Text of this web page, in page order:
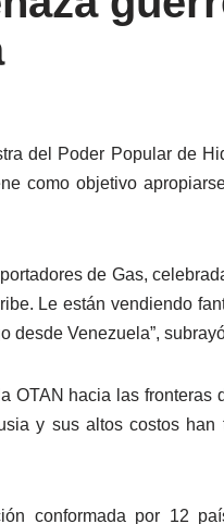
del Poder Popular de
como objetivo
de Gas,
Le están vendiendo
desde Venezuela”,
hacia las fronteras
y sus altos costos
conformada por 12